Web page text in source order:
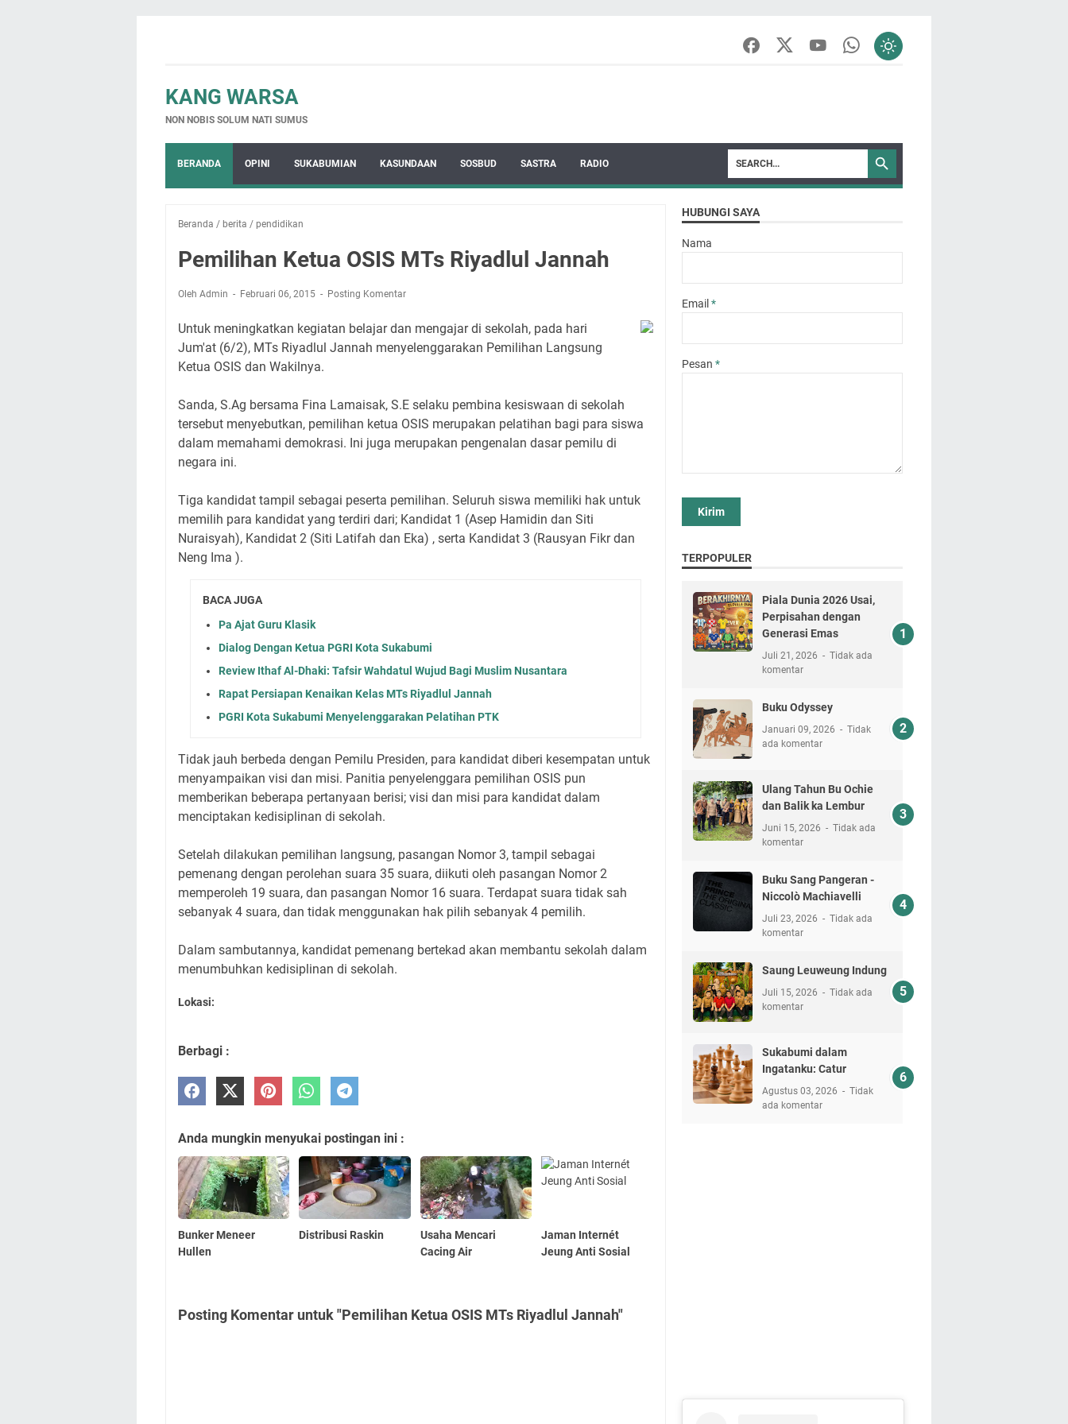
KANG WARSA
NON NOBIS SOLUM NATI SUMUS
BERANDA OPINI SUKABUMIAN KASUNDAAN SOSBUD SASTRA RADIO
Beranda / berita / pendidikan
Pemilihan Ketua OSIS MTs Riyadlul Jannah
Oleh Admin Februari 06, 2015 Posting Komentar
Untuk meningkatkan kegiatan belajar dan mengajar di sekolah, pada hari
Jum'at (6/2), MTs Riyadlul Jannah menyelenggarakan Pemilihan Langsung
Ketua OSIS dan Wakilnya.
Sanda, S.Ag bersama Fina Lamaisak, S.E selaku pembina kesiswaan di sekolah
tersebut menyebutkan, pemilihan ketua OSIS merupakan pelatihan bagi para siswa
dalam memahami demokrasi. Ini juga merupakan pengenalan dasar pemilu di
negara ini.
Tiga kandidat tampil sebagai peserta pemilihan. Seluruh siswa memiliki hak untuk
memilih para kandidat yang terdiri dari; Kandidat 1 (Asep Hamidin dan Siti
Nuraisyah), Kandidat 2 (Siti Latifah dan Eka) , serta Kandidat 3 (Rausyan Fikr dan
Neng Ima ).
BACA JUGA
Pa Ajat Guru Klasik
Dialog Dengan Ketua PGRI Kota Sukabumi
Review Ithaf Al-Dhaki: Tafsir Wahdatul Wujud Bagi Muslim Nusantara
Rapat Persiapan Kenaikan Kelas MTs Riyadlul Jannah
PGRI Kota Sukabumi Menyelenggarakan Pelatihan PTK
Tidak jauh berbeda dengan Pemilu Presiden, para kandidat diberi kesempatan untuk
menyampaikan visi dan misi. Panitia penyelenggara pemilihan OSIS pun
memberikan beberapa pertanyaan berisi; visi dan misi para kandidat dalam
menciptakan kedisiplinan di sekolah.
Setelah dilakukan pemilihan langsung, pasangan Nomor 3, tampil sebagai
pemenang dengan perolehan suara 35 suara, diikuti oleh pasangan Nomor 2
memperoleh 19 suara, dan pasangan Nomor 16 suara. Terdapat suara tidak sah
sebanyak 4 suara, dan tidak menggunakan hak pilih sebanyak 4 pemilih.
Dalam sambutannya, kandidat pemenang bertekad akan membantu sekolah dalam
menumbuhkan kedisiplinan di sekolah.
Lokasi:
Berbagi :
Anda mungkin menyukai postingan ini :
Bunker Meneer
Hullen
Distribusi Raskin
Usaha Mencari
Cacing Air
Jaman Internét
Jeung Anti Sosial
Posting Komentar untuk "Pemilihan Ketua OSIS MTs Riyadlul Jannah"
HUBUNGI SAYA
Nama
Email *
Pesan *
TERPOPULER
Piala Dunia 2026 Usai,
Perpisahan dengan
Generasi Emas
Juli 21, 2026
Tidak ada
komentar
Buku Odyssey
Januari 09, 2026
Tidak
ada komentar
Ulang Tahun Bu Ochie
dan Balik ka Lembur
Juni 15, 2026
Tidak ada
komentar
Buku Sang Pangeran -
Niccolò Machiavelli
Juli 23, 2026
Tidak ada
komentar
Saung Leuweung Indung
Juli 15, 2026
Tidak ada
komentar
Sukabumi dalam
Ingatanku: Catur
Agustus 03, 2026
Tidak
ada komentar